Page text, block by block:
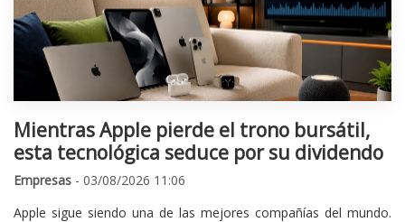
Mientras Apple pierde el trono bursátil,
esta tecnológica seduce por su dividendo
Empresas - 03/08/2026 11:06
Apple sigue siendo una de las mejores compañías del mundo.